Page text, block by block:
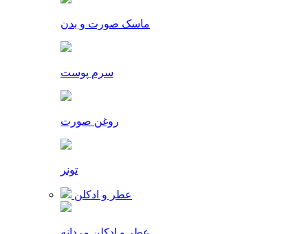
ماسک صورت و بدن
سرم پوست
روغن صورت
تونر
عطر و ادکلن